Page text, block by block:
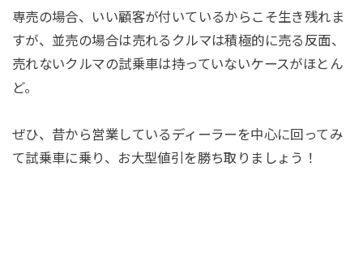
専売の場合、いい顧客が付いているからこそ生き残れま
すが、並売の場合は売れるクルマは積極的に売る反面、
売れないクルマの試乗車は持っていないケースがほとん
ど。
ぜひ、昔から営業しているディーラーを中心に回ってみ
て試乗車に乗り、お大型値引を勝ち取りましょう！